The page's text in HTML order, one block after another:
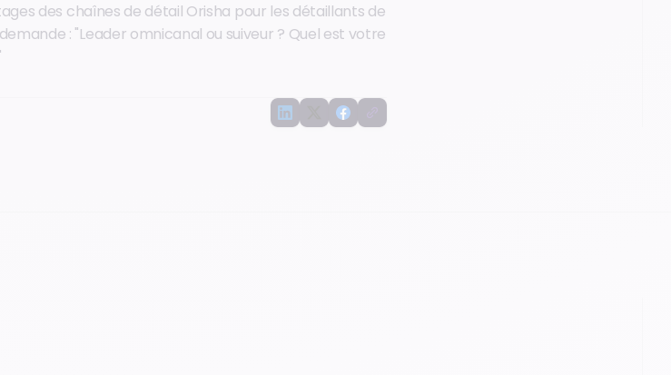
des chaînes de détail Orisha pour les détaillants de
: "Leader omnicanal ou suiveur ? Quel est votre